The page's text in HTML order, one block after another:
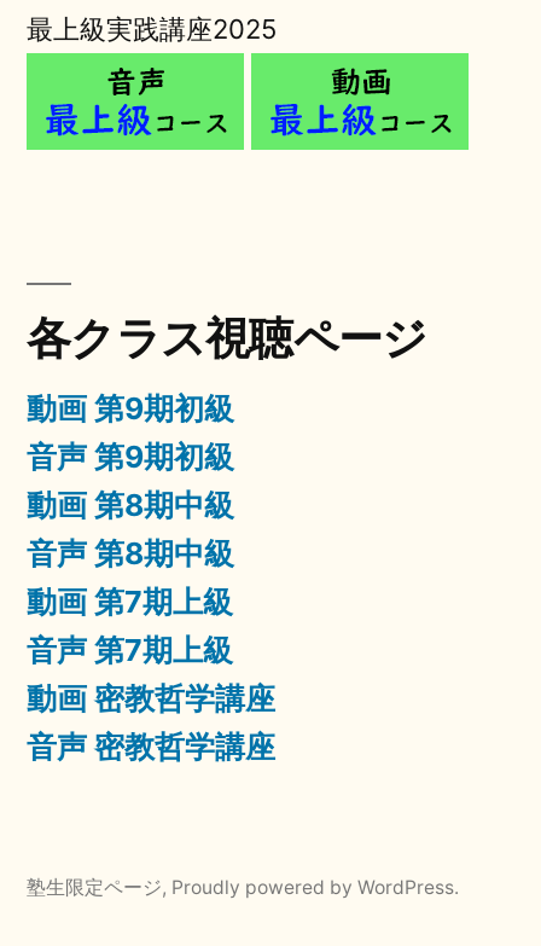
最上級実践講座2025
各クラス視聴ページ
動画 第9期初級
音声 第9期初級
動画 第8期中級
音声 第8期中級
動画 第7期上級
音声 第7期上級
動画 密教哲学講座
音声 密教哲学講座
塾生限定ページ, Proudly powered by WordPress.